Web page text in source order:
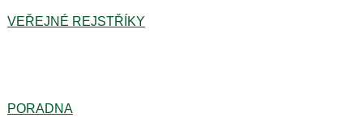
VEŘEJNÉ REJSTŘÍKY
PORADNA